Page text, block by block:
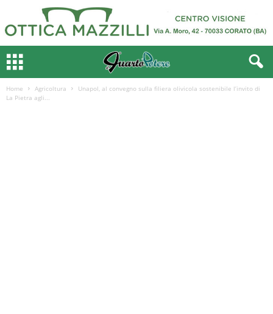
Home Agricoltura
Unapol, al convegno sulla filiera olivicola sostenibile l’invito di
La Pietra agli...